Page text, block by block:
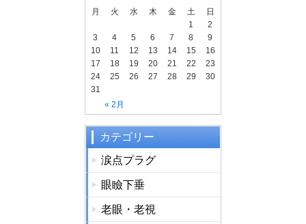
月 火 水 木 金 土 日
« 2月
1
2
3
4 5 6 7 8
9
10
11 12 13 14 15
16
17
18 19 20 21 22
23
24
25 26 27 28 29
30
31
カテゴリー
涙点プラグ
眼瞼下垂
老眼・老視